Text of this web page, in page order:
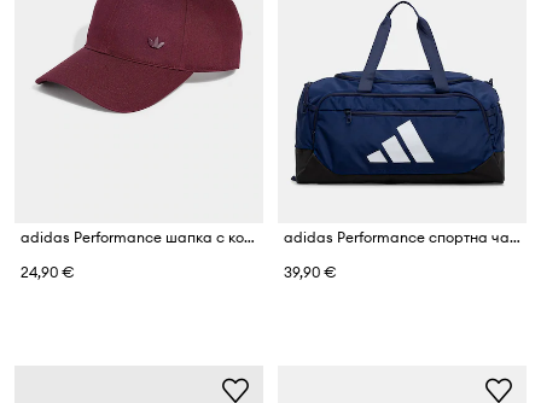
adidas Performance шапка с козирка от памук Originals Sport
24,90 €
adidas Performance спортна чанта
39,90 €